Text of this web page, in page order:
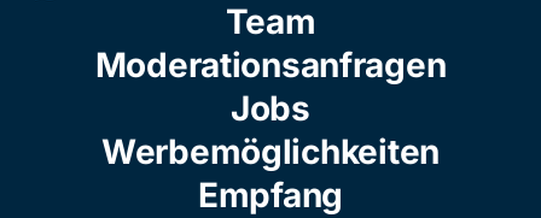
Team
Moderationsanfragen
Jobs
Werbemöglichkeiten
Empfang